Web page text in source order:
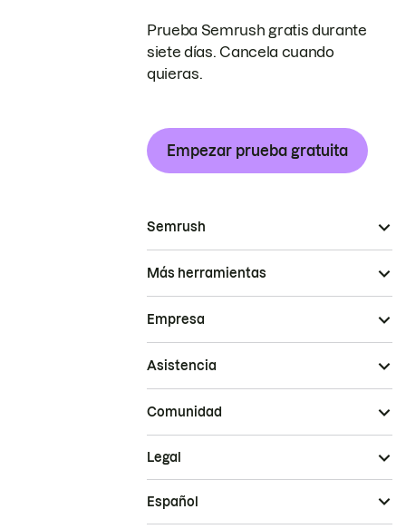
Prueba Semrush gratis durante
siete días. Cancela cuando
quieras.
Empezar prueba gratuita
Semrush
Más herramientas
Empresa
Asistencia
Comunidad
Legal
Español